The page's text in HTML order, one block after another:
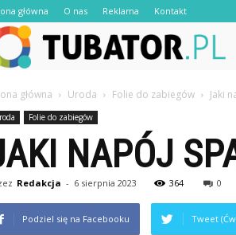
główna O nas Reklama Kontakt
główna Uroda Folie do zabiegów Jaki
Folie do zabiegów
NAPÓJ
Redakcja - 6 sierpnia 2023 364 0
Podziel się na Facebooku Tweet